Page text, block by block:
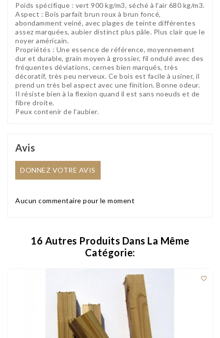
Poids spécifique : vert 900 kg/m3, séché à l'air 680 kg/m3.
Aspect : Bois parfait brun roux à brun foncé,
abondamment veiné, avec plages de teinte différentes
assez marquées, aubier distinct plus pâle. Plus clair que le
noyer américain.
Propriétés : Une essence de référence, moyennement
dur et durable, grain moyen à grossier, fil ondulé avec des
fréquentes déviations, cernes bien marqués, très
décoratif, très peu nerveux. Ce bois est facile à usiner, il
prend un très bel aspect avec une finition. Bonne odeur.
Il résiste bien à la flexion quand il est sans noeuds et de
fibre droite.
Peux contenir de l'aubier.
Avis
DONNEZ VOTRE AVIS
Aucun commentaire pour le moment
16 Autres Produits Dans La Même
Catégorie:
